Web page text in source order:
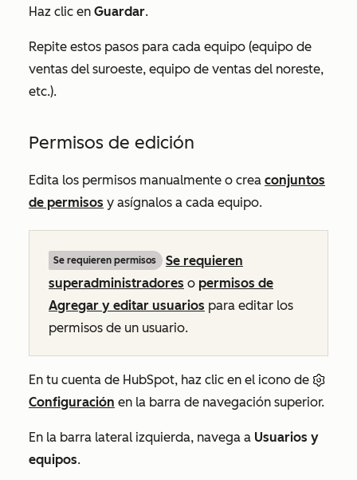
Haz clic en Guardar.
Repite estos pasos para cada equipo (equipo de
ventas del suroeste, equipo de ventas del noreste,
etc.).
Permisos de edición
Edita los permisos manualmente o crea conjuntos
de permisos y asígnalos a cada equipo.
Se requieren permisos
Se requieren
superadministradores o permisos de
Agregar y editar usuarios para editar los
permisos de un usuario.
En tu cuenta de HubSpot, haz clic en el icono de
Configuración en la barra de navegación superior.
En la barra lateral izquierda, navega a Usuarios y
equipos.